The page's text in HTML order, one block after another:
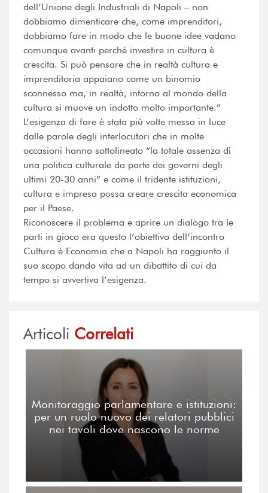
dell’Unione degli Industriali di Napoli – non
dobbiamo dimenticare che, come imprenditori,
dobbiamo fare in modo che le buone idee vadano
comunque avanti perché investire in cultura è
crescita. Si può pensare che in realtà cultura e
imprenditoria appaiano come un binomio
sconnesso ma, in realtà, intorno al mondo della
cultura si muove un indotto molto importante.”
L’esigenza di fare è stata più volte messa in luce
dalle parole degli interlocutori che in molte
occasioni hanno sottolineato “la totale assenza di
una politica culturale da parte dei governi degli
ultimi 20-30 anni” e come il tridente istituzioni,
cultura e impresa possa creare crescita economica
per il Paese.
Riconoscere il problema e aprire un dialogo tra le
parti in gioco era questo l’obiettivo dell’incontro
Cultura è Economia che a Napoli ha raggiunto il
suo scopo dando vita ad un dibattito di cui da
tempo si avvertiva l’esigenza.
Articoli Correlati
Monitoraggio parlamentare e istituzioni:
per un ruolo nuovo dei relatori pubblici
nei tavoli dove nascono le norme